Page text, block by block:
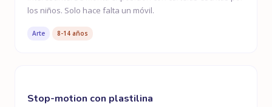
los niños. Solo hace falta un móvil.
Arte 8-14 años
Stop-motion con plastilina